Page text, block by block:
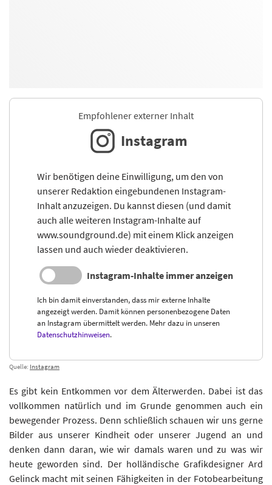
Empfohlener externer Inhalt
Instagram
Wir benötigen deine Einwilligung, um den von
unserer Redaktion eingebundenen Instagram-
Inhalt anzuzeigen. Du kannst diesen (und damit
auch alle weiteren Instagram-Inhalte auf
www.soundground.de) mit einem Klick anzeigen
lassen und auch wieder deaktivieren.
Instagram-Inhalte immer anzeigen
Ich bin damit einverstanden, dass mir externe Inhalte
angezeigt werden. Damit können personenbezogene Daten
an Instagram übermittelt werden. Mehr dazu in unseren
Datenschutzhinweisen.
Quelle: Instagram
Es gibt kein Entkommen vor dem Älterwerden. Dabei ist das
vollkommen natürlich und im Grunde genommen auch ein
bewegender Prozess. Denn schließlich schauen wir uns gerne
Bilder aus unserer Kindheit oder unserer Jugend an und
denken dann daran, wie wir damals waren und zu was wir
heute geworden sind. Der holländische Grafikdesigner Ard
Gelinck macht mit seinen Fähigkeiten in der Fotobearbeitung